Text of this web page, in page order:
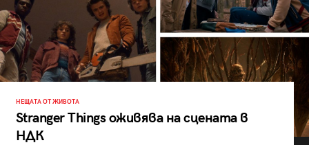
НЕЩАТА ОТ ЖИВОТА
Stranger Things оживява на сцената в
НДК